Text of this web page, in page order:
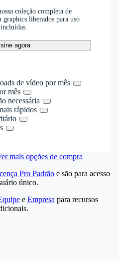
coleção completa de
liberados para uso
agora
de vídeo por mês
mês
necessária
rápidos
mais opções de compra
Pro Padrão e são para acesso
único.
e Empresa para recursos